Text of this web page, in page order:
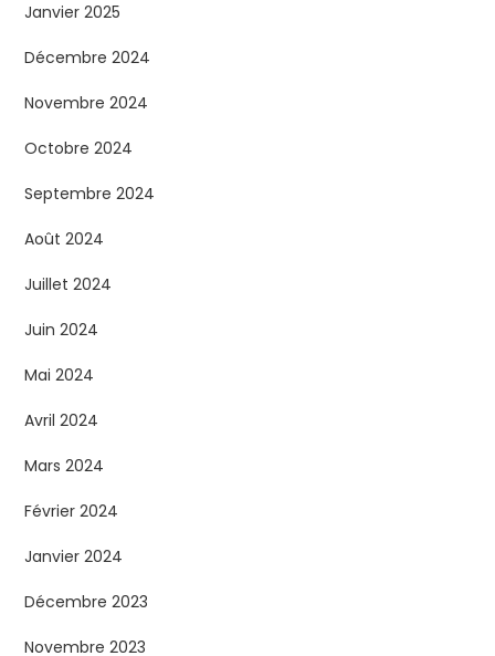
Janvier 2025
Décembre 2024
Novembre 2024
Octobre 2024
Septembre 2024
Août 2024
Juillet 2024
Juin 2024
Mai 2024
Avril 2024
Mars 2024
Février 2024
Janvier 2024
Décembre 2023
Novembre 2023